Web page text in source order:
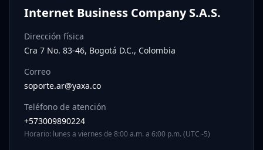
Internet Business Company S.A.S.
Dirección física
Cra 7 No. 83-46, Bogotá D.C., Colombia
Correo
soporte.ar@yaxa.co
Teléfono de atención
+573009890224
Horario: lunes a viernes de 8:00 a.m. a 6:00 p.m. (UTC -5)